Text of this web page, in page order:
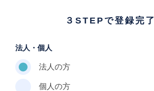
３STEPで登録完了
法人・個人
法人の方
個人の方